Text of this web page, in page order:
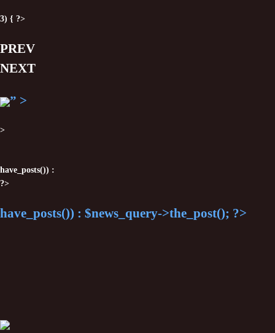
3) { ?>
PREV
NEXT
” >
>
have_posts()) :
?>
have_posts()) : $news_query->the_post(); ?>